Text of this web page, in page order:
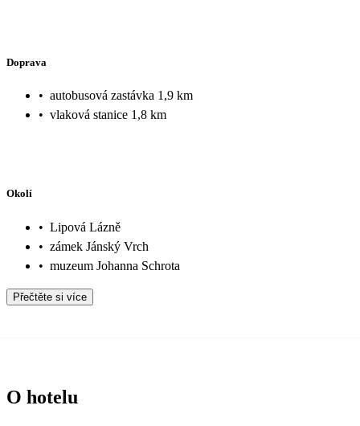
Doprava
• autobusová zastávka 1,9 km
• vlaková stanice 1,8 km
Okolí
• Lipová Lázně
• zámek Jánský Vrch
• muzeum Johanna Schrota
Přečtěte si více
O hotelu